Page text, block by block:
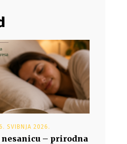
SVIBNJA 2026.
nesanicu – prirodna